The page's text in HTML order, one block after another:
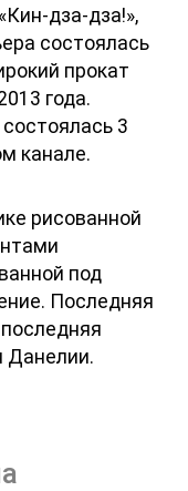
дза-дза!»,
состоялась
прокат
года.
3
канале.
рисованной
под
Последняя
Данелии.